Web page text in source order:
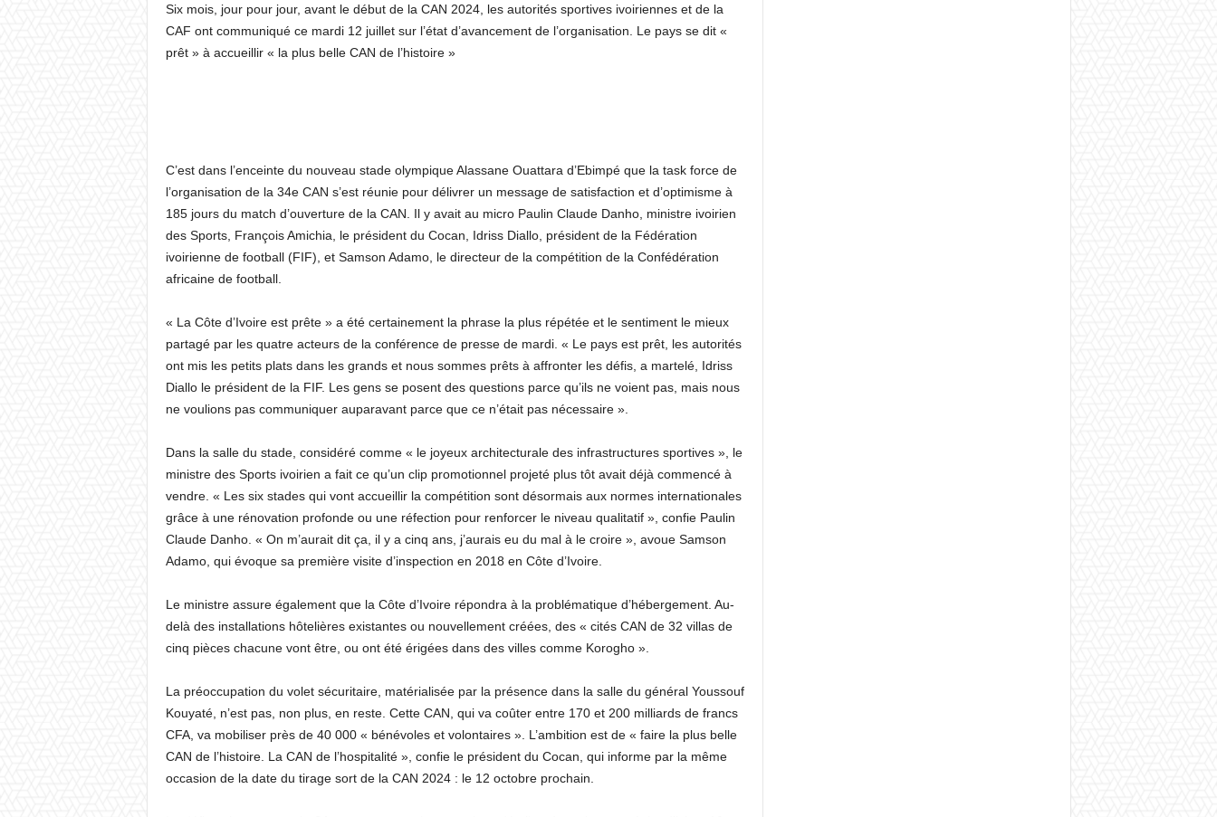
Six mois, jour pour jour, avant le début de la CAN 2024, les autorités sportives ivoiriennes et de la
CAF ont communiqué ce mardi 12 juillet sur l’état d’avancement de l’organisation. Le pays se dit «
prêt » à accueillir « la plus belle CAN de l’histoire »
C’est dans l’enceinte du nouveau stade olympique Alassane Ouattara d’Ebimpé que la task force de
l’organisation de la 34e CAN s’est réunie pour délivrer un message de satisfaction et d’optimisme à
185 jours du match d’ouverture de la CAN. Il y avait au micro Paulin Claude Danho, ministre ivoirien
des Sports, François Amichia, le président du Cocan, Idriss Diallo, président de la Fédération
ivoirienne de football (FIF), et Samson Adamo, le directeur de la compétition de la Confédération
africaine de football.
« La Côte d’Ivoire est prête » a été certainement la phrase la plus répétée et le sentiment le mieux
partagé par les quatre acteurs de la conférence de presse de mardi. « Le pays est prêt, les autorités
ont mis les petits plats dans les grands et nous sommes prêts à affronter les défis, a martelé, Idriss
Diallo le président de la FIF. Les gens se posent des questions parce qu’ils ne voient pas, mais nous
ne voulions pas communiquer auparavant parce que ce n’était pas nécessaire ».
Dans la salle du stade, considéré comme « le joyeux architecturale des infrastructures sportives », le
ministre des Sports ivoirien a fait ce qu’un clip promotionnel projeté plus tôt avait déjà commencé à
vendre. « Les six stades qui vont accueillir la compétition sont désormais aux normes internationales
grâce à une rénovation profonde ou une réfection pour renforcer le niveau qualitatif », confie Paulin
Claude Danho. « On m’aurait dit ça, il y a cinq ans, j’aurais eu du mal à le croire », avoue Samson
Adamo, qui évoque sa première visite d’inspection en 2018 en Côte d’Ivoire.
Le ministre assure également que la Côte d’Ivoire répondra à la problématique d’hébergement. Au-
delà des installations hôtelières existantes ou nouvellement créées, des « cités CAN de 32 villas de
cinq pièces chacune vont être, ou ont été érigées dans des villes comme Korogho ».
La préoccupation du volet sécuritaire, matérialisée par la présence dans la salle du général Youssouf
Kouyaté, n’est pas, non plus, en reste. Cette CAN, qui va coûter entre 170 et 200 milliards de francs
CFA, va mobiliser près de 40 000 « bénévoles et volontaires ». L’ambition est de « faire la plus belle
CAN de l’histoire. La CAN de l’hospitalité », confie le président du Cocan, qui informe par la même
occasion de la date du tirage sort de la CAN 2024 : le 12 octobre prochain.